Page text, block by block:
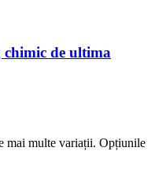
chimic de ultima
mai multe variații. Opțiunile